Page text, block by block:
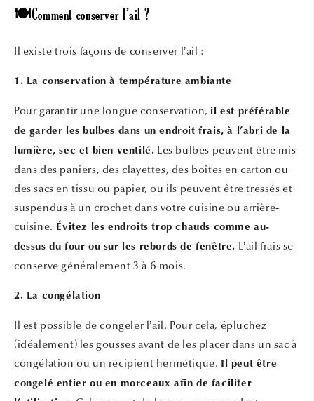
🍽️Comment conserver l’ail ?
Il existe trois façons de conserver l’ail :
1. La conservation à température ambiante
Pour garantir une longue conservation, il est préférable
de garder les bulbes dans un endroit frais, à l’abri de la
lumière, sec et bien ventilé. Les bulbes peuvent être mis
dans des paniers, des clayettes, des boîtes en carton ou
des sacs en tissu ou papier, ou ils peuvent être tressés et
suspendus à un crochet dans votre cuisine ou arrière-
cuisine. Évitez les endroits trop chauds comme au-
dessus du four ou sur les rebords de fenêtre. L’ail frais se
conserve généralement 3 à 6 mois.
2. La congélation
Il est possible de congeler l’ail. Pour cela, épluchez
(idéalement) les gousses avant de les placer dans un sac à
congélation ou un récipient hermétique. Il peut être
congelé entier ou en morceaux afin de faciliter